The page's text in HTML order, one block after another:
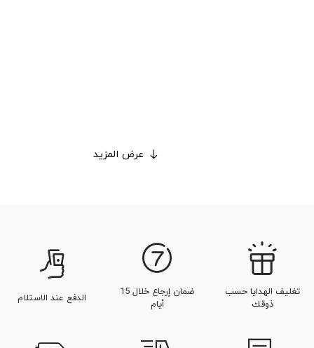
عرض المزيد
تغليف الهدايا حسب
ذوقك
ضمان إرجاع خلال 15
أيام
الدفع عند الاستلام